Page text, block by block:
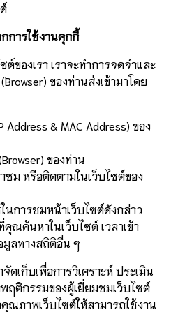
การใช้งานคุกกี้
ต์ของเรา เราจะทำการจดจำและ
ของท่านส่งเข้ามาโดย
& MAC Address) ของ
ของท่าน
ม หรือติดตามในเว็บไซต์ของ
นการชมหน้าเว็บไซต์ดังกล่าว
ณค้นหาในเว็บไซต์ เวลาเข้า
มูลทางสถิติอื่น ๆ
ดเก็บเพื่อการวิเคราะห์ ประเมิน
ฤติกรรมของผู้เยี่ยมชมเว็บไซต์
ณภาพเว็บไซต์ให้สามารถใช้งาน